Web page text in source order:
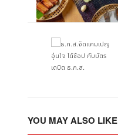
YOU MAY ALSO LIKE